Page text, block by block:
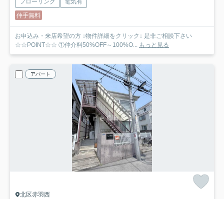
仲手無料
お申込み・来店希望の方 ↓物件詳細をクリック↓ 是非ご相談下さい
☆☆POINT☆☆ ①仲介料50%OFF～100%O...
もっと見る
アパート
北区赤羽西